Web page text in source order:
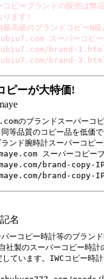
コピーブランドの販売は弊
ります!
最高級のブランドコピーN
スーパーコピー
brand-1.html
brand-3.html
ピーが大特価!
のブランドスーパーコ
等品質のコピー品を低価
ンド腕時計スーパーコピ
スーパーコピー
brand-copy-
brand-copy-
名
パーコピー時計等のブラン
自社製のスーパーコピー時
しています。IWCコピー時